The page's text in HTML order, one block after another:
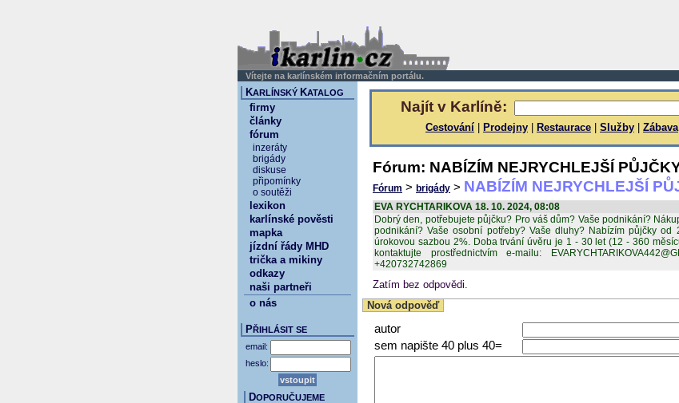
Vítejte na karlínském informačním portálu.
Najít v Karlíně:
Cestování Prodejny Restaurace Služby Zábava
Fórum: NABÍZÍM NEJRYCHLEJŠÍ
Fórum > brigády > NABÍZÍM NEJRYCHLEJŠÍ
EVA RYCHTARIKOVA 18. 10. 2024, 08:08
Dobrý den, potřebujete půjčku? Pro váš dům? Vaše podnikání?
podnikání? Vaše osobní potřeby? Vaše dluhy? Nabízím půjčky
úrokovou sazbou 2%. Doba trvání úvěru je 1 - 30 let (12 - 360
kontaktujte prostřednictvím e-mailu:
+420732742869
Zatím bez odpovědi.
Nová odpověď
autor
sem napište 40 plus 40=
KARLÍNSKÝ KATALOG
firmy
články
fórum
inzeráty
brigády
diskuse
připomínky
o soutěži
lexikon
karlínské pověsti
mapka
jízdní řády MHD
trička a mikiny
odkazy
naši partneři
o nás
PŘIHLÁSIT SE
email:
heslo:
DOPORUČUJEME